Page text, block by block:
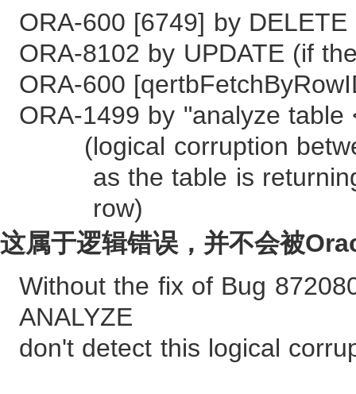
ORA-600 [6749] by DELETE
ORA-8102 by UPDATE (if
ORA-600
ORA-1499 by "analyze
(logical corruption
as the table is returning
row)
这属于逻辑错误，并不会被
Without the fix of Bug
ANALYZE
don't detect this logical